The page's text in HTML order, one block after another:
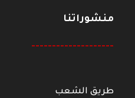
منشوراتنا
--------------------
طريق الشعب